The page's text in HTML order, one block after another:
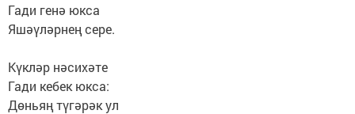
Гади генә юкса
Яшәүләрнең сере.
Күкләр нәсихәте
Гади кебек юкса:
Дөньяң түгәрәк ул